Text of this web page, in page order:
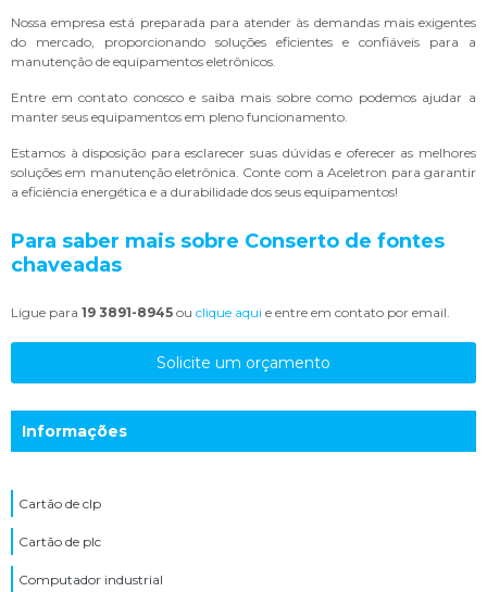
Nossa empresa está preparada para atender às demandas mais exigentes
do mercado, proporcionando soluções eficientes e confiáveis para a
manutenção de equipamentos eletrônicos.
Entre em contato conosco e saiba mais sobre como podemos ajudar a
manter seus equipamentos em pleno funcionamento.
Estamos à disposição para esclarecer suas dúvidas e oferecer as melhores
soluções em manutenção eletrônica. Conte com a Aceletron para garantir
a eficiência energética e a durabilidade dos seus equipamentos!
Para saber mais sobre Conserto de fontes
chaveadas
Ligue para 19 3891-8945 ou clique aqui e entre em contato por email.
Solicite um orçamento
Informações
Cartão de clp
Cartão de plc
Computador industrial